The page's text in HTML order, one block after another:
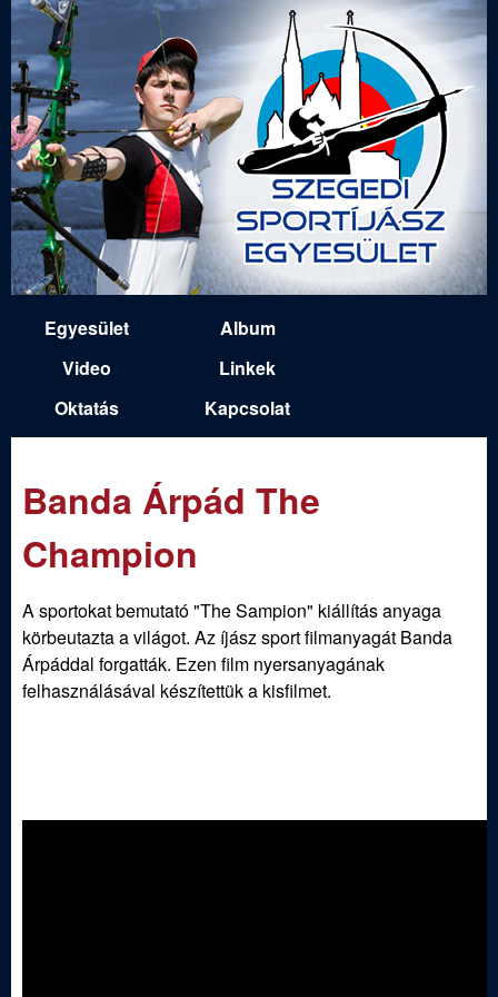
Ugrás
a
tartalomra
e
g
e
S
i
m
e
u
Egyesület
Album
Video
Linkek
Oktatás
Kapcsolat
Banda Árpád The
Champion
A sportokat bemutató "The Sampion" kiállítás anyaga
körbeutazta a világot. Az íjász sport filmanyagát Banda
Árpáddal forgatták. Ezen film nyersanyagának
felhasználásával készítettük a kisfilmet.